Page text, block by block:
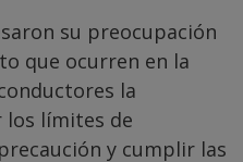
su preocupación
que ocurren en la
la
límites de
y cumplir las